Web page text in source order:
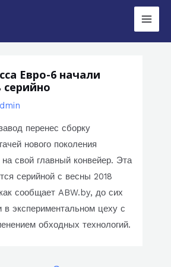
Main
Евро-6 начали
серийно
перенес сборку
нового поколения
свой главный конвейер. Эта
серийной с весны 2018
сообщает ABW.by, до сих
в экспериментальном цеху с
обходных технологий.